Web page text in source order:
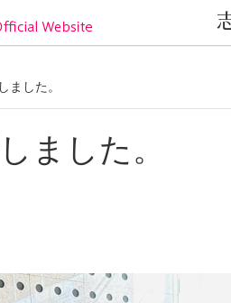
目黒区の元気！目黒
ました。
ました。